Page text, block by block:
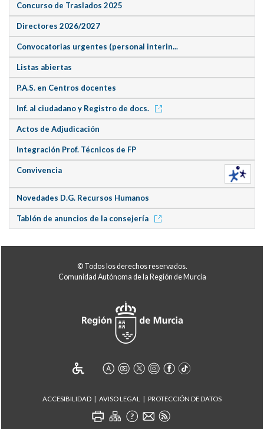
Concurso de Traslados 2025
Directores 2026/2027
Convocatorias urgentes (personal interin...
Listas abiertas
P.A.S. en Centros docentes
Inf. al ciudadano y Registro de docs.
Actos de Adjudicación
Integración Prof. Técnicos de FP
Convivencia
Novedades D.G. Recursos Humanos
Tablón de anuncios de la consejería
© Todos los derechos reservados.
Comunidad Autónoma de la Región de Murcia
ACCESIBILIDAD AVISO LEGAL PROTECCIÓN DE DATOS